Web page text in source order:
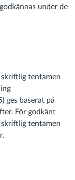
under de
skriftlig tentamen
ges baserat på
För godkänt
tentamen